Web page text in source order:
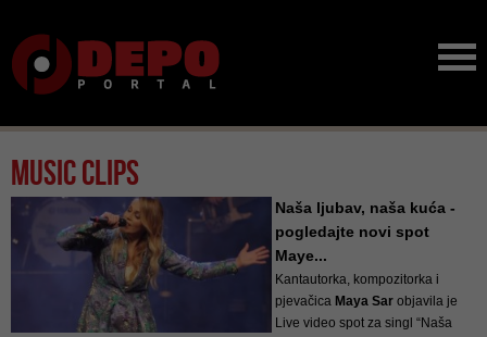
Music clips
Naša ljubav, naša kuća -
pogledajte novi spot
Maye...
Kantautorka, kompozitorka i
pjevačica Maya Sar objavila je
Live video spot za singl “Naša